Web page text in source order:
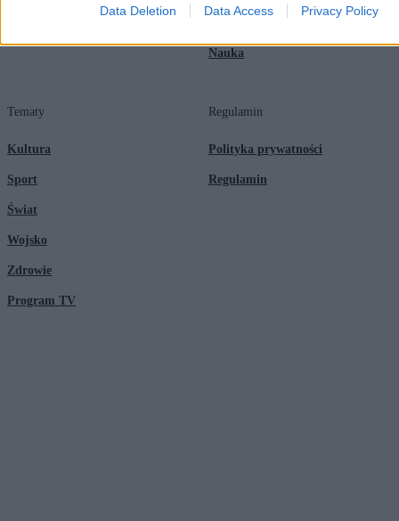
Data Deletion Data Access Privacy Policy
Nauka
Tematy
Kultura
Sport
Świat
Wojsko
Zdrowie
Program TV
Regulamin
Polityka prywatności
Regulamin